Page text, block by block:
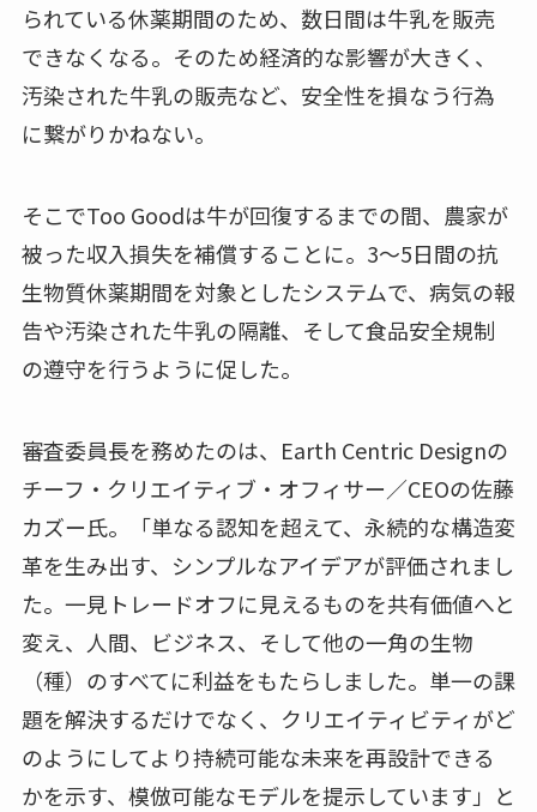
られている休薬期間のため、数日間は牛乳を販売
できなくなる。そのため経済的な影響が大きく、
汚染された牛乳の販売など、安全性を損なう行為
に繋がりかねない。
そこでToo Goodは牛が回復するまでの間、農家が
被った収入損失を補償することに。3～5日間の抗
生物質休薬期間を対象としたシステムで、病気の報
告や汚染された牛乳の隔離、そして食品安全規制
の遵守を行うように促した。
審査委員長を務めたのは、Earth Centric Designの
チーフ・クリエイティブ・オフィサー／CEOの佐藤
カズー氏。「単なる認知を超えて、永続的な構造変
革を生み出す、シンプルなアイデアが評価されまし
た。一見トレードオフに見えるものを共有価値へと
変え、人間、ビジネス、そして他の一角の生物
（種）のすべてに利益をもたらしました。単一の課
題を解決するだけでなく、クリエイティビティがど
のようにしてより持続可能な未来を再設計できる
かを示す、模倣可能なモデルを提示しています」と